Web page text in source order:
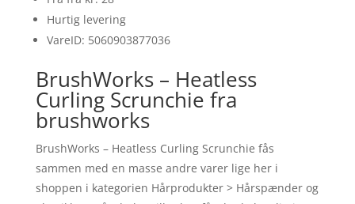
Hurtig levering
VareID: 5060903877036
BrushWorks – Heatless
Curling Scrunchie fra
brushworks
BrushWorks – Heatless Curling Scrunchie fås
sammen med en masse andre varer lige her i
shoppen i kategorien Hårprodukter > Hårspænder og